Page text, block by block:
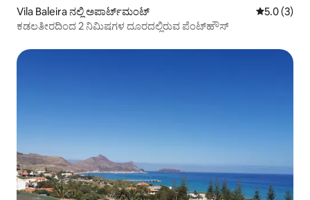
Vila Baleira ನಲ್ಲಿ ಅಪಾರ್ಟ್‌ಮಂಟ್ 5 ರಲ್ಲಿ 5.0
5.0 (3)
ಕಡಲತೀರದಿಂದ 2 ನಿಮಿಷಗಳ ದೂರದಲ್ಲಿರುವ ಪೆಂಟ್‌ಹೌಸ್